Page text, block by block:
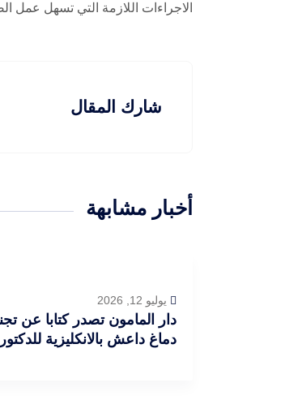
الاجراءات اللازمة التي تسهل عمل
شارك المقال
أخبار مشابهة
يوليو 12, 2026
دار المامون تصدر كتابا عن
دماغ داعش بالانكليزية